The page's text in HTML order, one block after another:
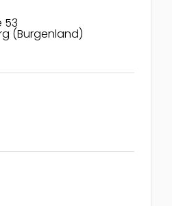
53
(Burgenland)